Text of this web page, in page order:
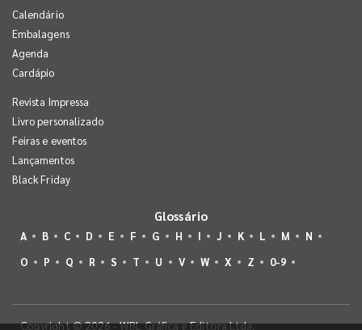
Calendário
Embalagens
Agenda
Cardápio
Revista Impressa
Livro personalizado
Feiras e eventos
Lançamentos
Black Friday
Glossário
A B C D E F G H I J K L M
N
O
P Q R S T U V W X Z 0-9
Copyright © 2026 - WBL Gráfica e Editora Ltda.